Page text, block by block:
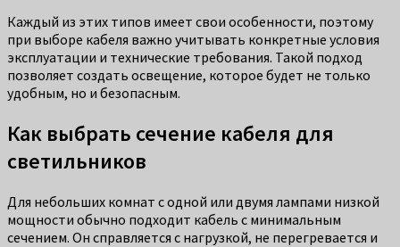
Каждый из этих типов имеет свои особенности, поэтому
при выборе кабеля важно учитывать конкретные условия
эксплуатации и технические требования. Такой подход
позволяет создать освещение, которое будет не только
удобным, но и безопасным.
Как выбрать сечение кабеля для
светильников
Для небольших комнат с одной или двумя лампами низкой
мощности обычно подходит кабель с минимальным
сечением. Он справляется с нагрузкой, не перегревается и